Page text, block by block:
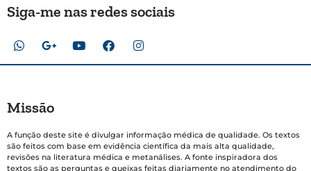
Siga-me nas redes sociais
Missão
A função deste site é divulgar informação médica de qualidade. Os textos
são feitos com base em evidência científica da mais alta qualidade,
revisões na literatura médica e metanálises. A fonte inspiradora dos
textos são as perguntas e queixas feitas diariamente no atendimento do